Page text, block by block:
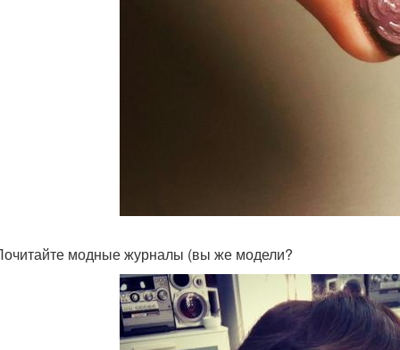
модные журналы (вы же модели?